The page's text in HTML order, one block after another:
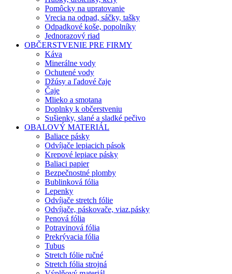
Pomôcky na upratovanie
Vrecia na odpad, sáčky, tašky
Odpadkové koše, popolníky
Jednorazový riad
OBČERSTVENIE PRE FIRMY
Káva
Minerálne vody
Ochutené vody
Džúsy a ľadové čaje
Čaje
Mlieko a smotana
Doplnky k občerstveniu
Sušienky, slané a sladké pečivo
OBALOVÝ MATERIÁL
Baliace pásky
Odvíjače lepiacich pások
Krepové lepiace pásky
Baliaci papier
Bezpečnostné plomby
Bublinková fólia
Lepenky
Odvíjače stretch fólie
Odvíjače, páskovače, viaz.pásky
Penová fólia
Potravinová fólia
Prekrývacia fólia
Tubus
Stretch fólie ručné
Stretch fólia strojná